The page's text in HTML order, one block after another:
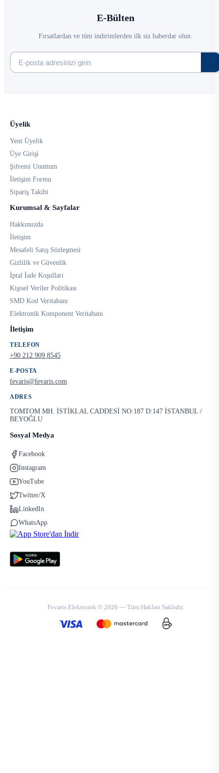
E-Bülten
Fırsatlardan ve tüm indirimlerden ilk siz haberdar olun.
Üyelik
Yeni Üyelik
Üye Girişi
Şifremi Unuttum
İletişim Formu
Sipariş Takibi
Kurumsal & Sayfalar
Hakkımızda
İletişim
Mesafeli Satış Sözleşmesi
Gizlilik ve Güvenlik
İptal İade Koşulları
Kişisel Veriler Politikası
SMD Kod Veritabanı
Elektronik Komponent Veritabanı
İletişim
TELEFON
+90 212 909 8545
E-POSTA
fevaris@fevaris.com
ADRES
TOMTOM MH. İSTİKLAL CADDESİ NO:187 D:147 İSTANBUL /
BEYOĞLU
Sosyal Medya
Facebook
Instagram
YouTube
Twitter/X
LinkedIn
WhatsApp
Fevaris Elektronik © 2026 — Tüm Hakları Saklıdır.